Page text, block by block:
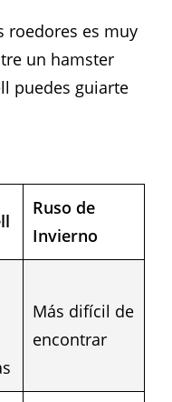
roedores es muy
un hamster
puedes guiarte
Ruso de
Invierno
Más difícil de
encontrar